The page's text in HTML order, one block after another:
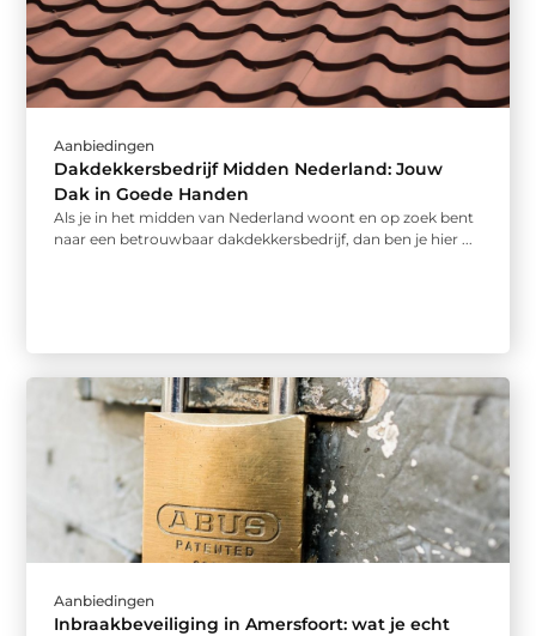
Aanbiedingen
Dakdekkersbedrijf Midden Nederland: Jouw
Dak in Goede Handen
Als je in het midden van Nederland woont en op zoek bent
naar een betrouwbaar dakdekkersbedrijf, dan ben je hier ...
Aanbiedingen
Inbraakbeveiliging in Amersfoort: wat je echt